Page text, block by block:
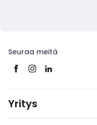
Seuraa meitä
Yritys